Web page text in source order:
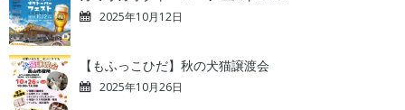
2025年10月12日
【もふっこひだ】秋の犬猫譲渡会
2025年10月26日